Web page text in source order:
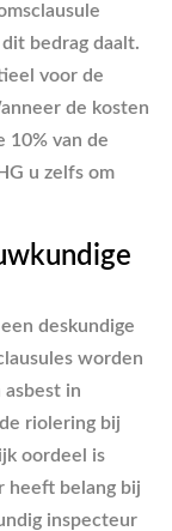
bedrag daalt.
voor de
de kosten
10% van de
u zelfs om
deskundige
worden
asbest in
riolering bij
oordeel is
heeft belang bij
inspecteur